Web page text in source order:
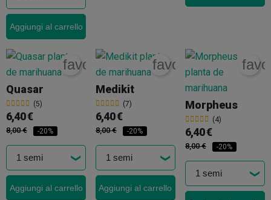
Aggiungi al carrello
Quasar
(5)
favorite_border
6,40 €
8,00 € -20%
Aggiungi al carrello
Medikit
(7)
favorite_border
6,40 €
8,00 € -20%
Aggiungi al carrello
Morpheus
(4)
6,40 €
8,00 € -20%